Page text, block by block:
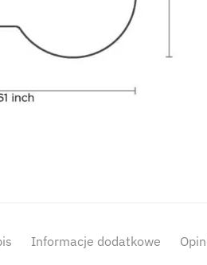
Informacje dodatkowe